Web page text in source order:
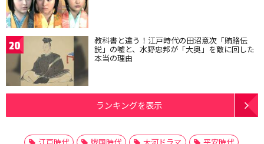
20 教科書と違う！江戸時代の田沼意次「賄賂伝
説」の嘘と、水野忠邦が「大奥」を敵に回した
本当の理由
ランキングを表示